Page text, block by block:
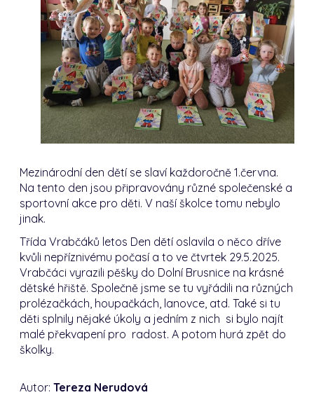
Mezinárodní den dětí se slaví každoročně 1.června.
Na tento den jsou připravovány různé společenské a
sportovní akce pro děti. V naší školce tomu nebylo
jinak.
Třída Vrabčáků letos Den dětí oslavila o něco dříve
kvůli nepříznivému počasí a to ve čtvrtek 29.5.2025.
Vrabčáci vyrazili pěšky do Dolní Brusnice na krásné
dětské hřiště. Společně jsme se tu vyřádili na různých
prolézačkách, houpačkách, lanovce, atd. Také si tu
děti splnily nějaké úkoly a jedním z nich si bylo najít
malé překvapení pro radost. A potom hurá zpět do
školky.
Autor:Tereza Nerudová